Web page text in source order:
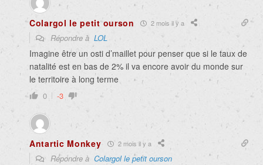
Colargol le petit ourson 2 mois il y a
Répondre à LOL
Imagine être un osti d’maillet pour penser que si le taux de
natalité est en bas de 2% il va encore avoir du monde sur
le territoire à long terme
0 -3
Antartic Monkey 2 mois il y a
Répondre à Colargol le petit ourson